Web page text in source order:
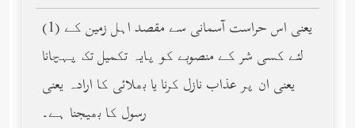
(1) یعنی اس حراست آسمانی سے مقصد اہل زمین کے
لئے کسی شر کے منصوبے کو پایہ تکمیل تک پہچانا
یعنی ان پر عذاب نازل کرنا یا بھلائی کا ارادہ یعنی
رسول کا بھیجنا ہے۔